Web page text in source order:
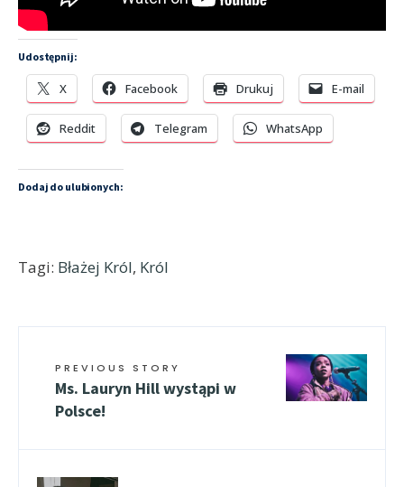
Udostępnij:
X Facebook Drukuj E-mail
Reddit Telegram WhatsApp
Dodaj do ulubionych:
Tagi: Błażej Król, Król
PREVIOUS STORY
Ms. Lauryn Hill wystąpi w
Polsce!